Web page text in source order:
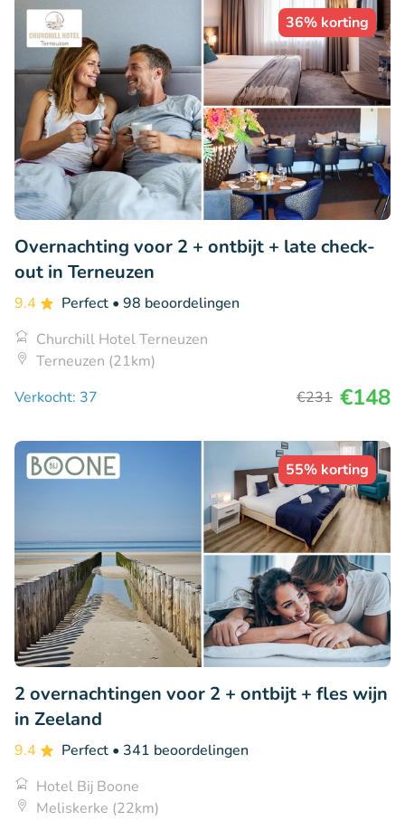
36% korting
Overnachting voor 2 + ontbijt + late check-
out in Terneuzen
9.4 Perfect • 98 beoordelingen
Churchill Hotel Terneuzen
Terneuzen (21km)
Verkocht: 37
€231 €148
55% korting
2 overnachtingen voor 2 + ontbijt + fles wijn
in Zeeland
9.4 Perfect • 341 beoordelingen
Hotel Bij Boone
Meliskerke (22km)